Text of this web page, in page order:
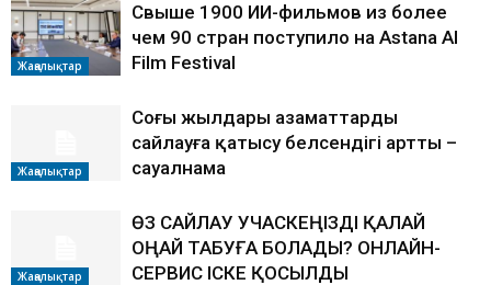
Жаңалықтар
Свыше 1900 ИИ-фильмов из более
чем 90 стран поступило на Astana AI
Film Festival
Жаңалықтар
Соңғы жылдары азаматтардың
сайлауға қатысу белсендігі артты –
сауалнама
Жаңалықтар
ӨЗ САЙЛАУ УЧАСКЕҢІЗДІ ҚАЛАЙ
ОҢАЙ ТАБУҒА БОЛАДЫ? ОНЛАЙН-
СЕРВИС ІСКЕ ҚОСЫЛДЫ